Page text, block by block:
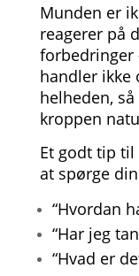
Munden er
reagerer på
forbedringer
handler ikke
helheden,
kroppen
Et godt tip
at spørge
“Hvordan
“Har jeg
“Hvad er